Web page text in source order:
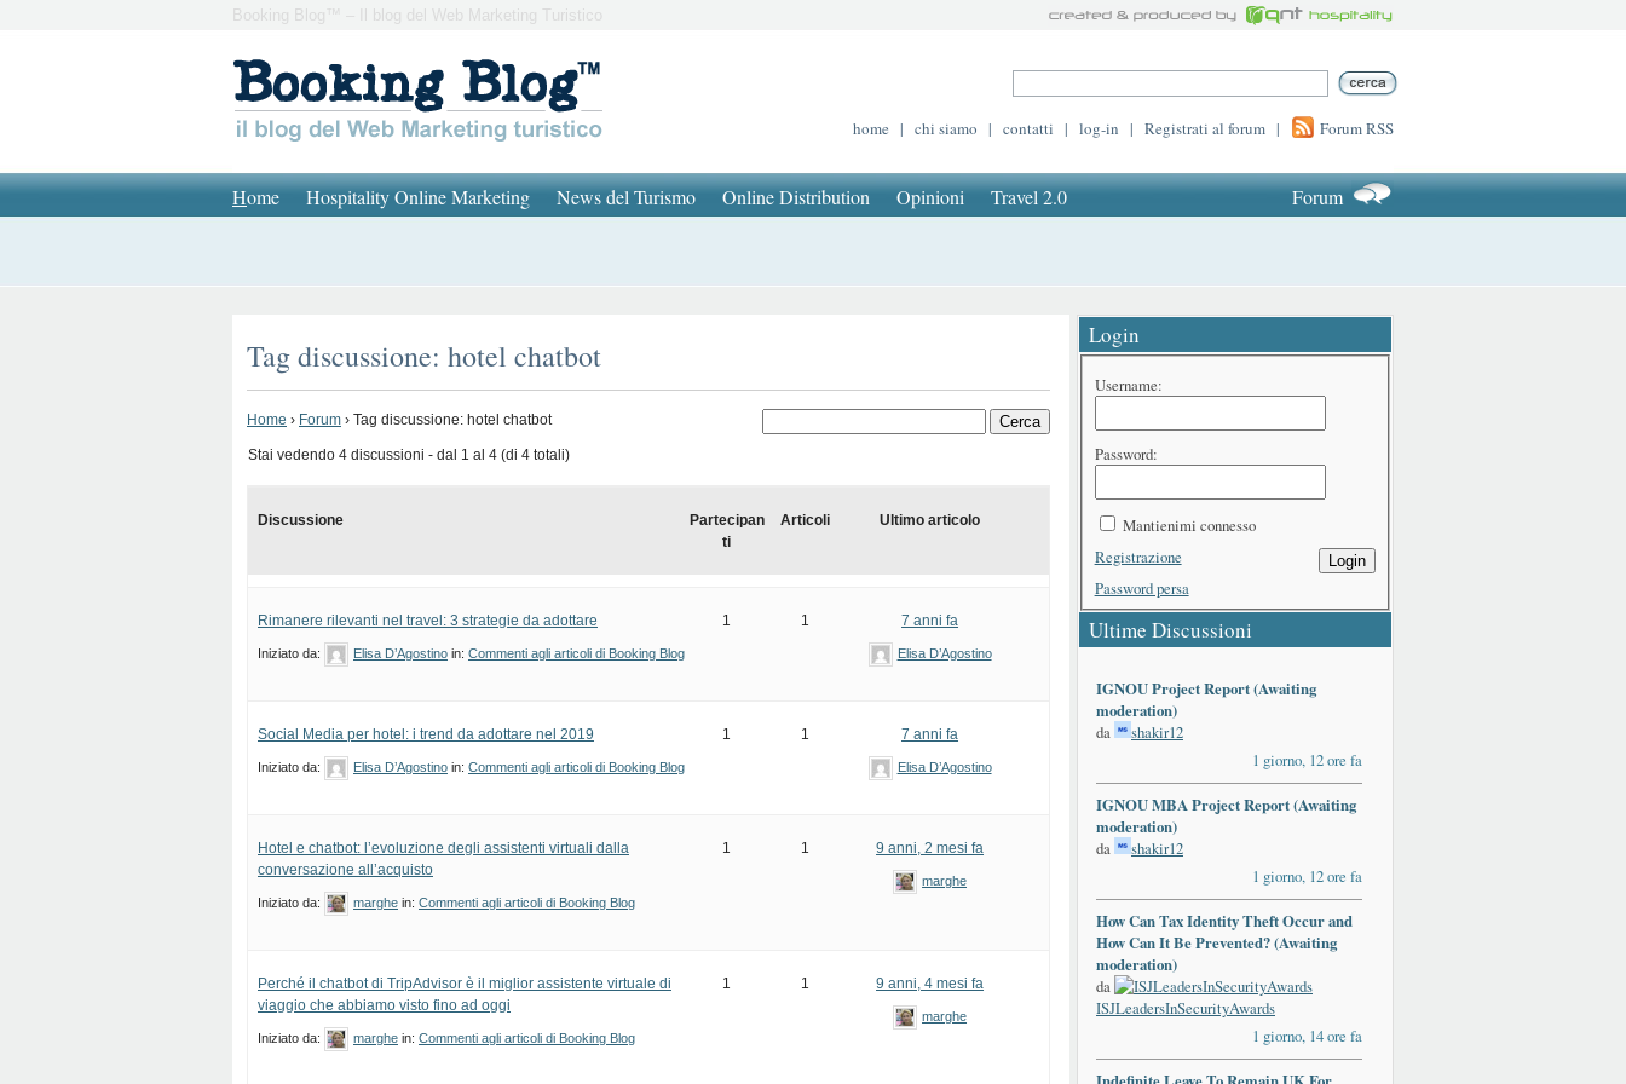
Booking Blog™ – Il blog del Web Marketing Turistico
home | chi siamo | contatti | log-in | Registrati al forum | Forum RSS
Home Hospitality Online Marketing News del Turismo Online Distribution Opinioni Travel 2.0 Forum
Tag discussione: hotel chatbot
Home › Forum › Tag discussione: hotel chatbot
Stai vedendo 4 discussioni - dal 1 al 4 (di 4 totali)
Discussione
Partecipan
ti
Articoli Ultimo articolo
Rimanere rilevanti nel travel: 3 strategie da adottare
Iniziato da: Elisa D’Agostino in: Commenti agli articoli di Booking Blog
1 1 7 anni fa
Elisa D’Agostino
Social Media per hotel: i trend da adottare nel 2019
Iniziato da: Elisa D’Agostino in: Commenti agli articoli di Booking Blog
1 1 7 anni fa
Elisa D’Agostino
Hotel e chatbot: l’evoluzione degli assistenti virtuali dalla
conversazione all’acquisto
Iniziato da: marghe in: Commenti agli articoli di Booking Blog
1 1 9 anni, 2 mesi fa
marghe
Perché il chatbot di TripAdvisor è il miglior assistente virtuale di
viaggio che abbiamo visto fino ad oggi
Iniziato da: marghe in: Commenti agli articoli di Booking Blog
1 1 9 anni, 4 mesi fa
marghe
Login
Username:
Password:
Mantienimi connesso
Login
Registrazione
Password persa
Ultime Discussioni
IGNOU Project Report (Awaiting
moderation)
da
shakir12
1 giorno, 12 ore fa
IGNOU MBA Project Report (Awaiting
moderation)
da
shakir12
1 giorno, 12 ore fa
How Can Tax Identity Theft Occur and
How Can It Be Prevented? (Awaiting
moderation)
da
ISJLeadersInSecurityAwards
1 giorno, 14 ore fa